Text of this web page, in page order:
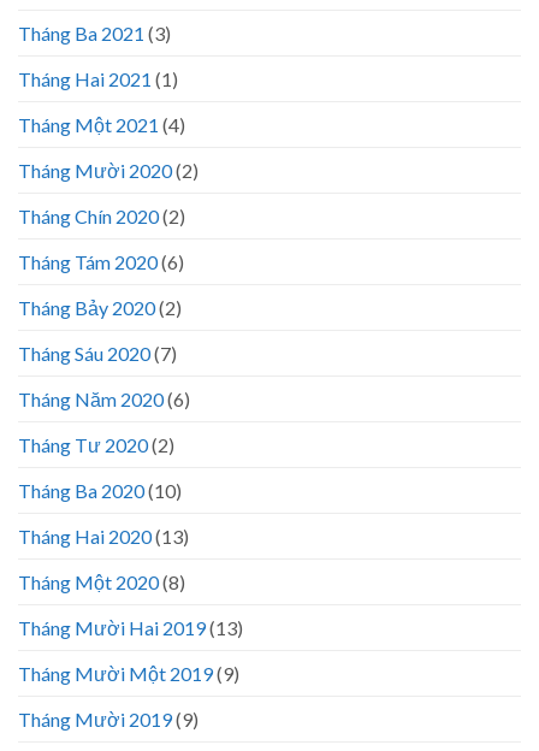
Tháng Ba 2021 (3)
Tháng Hai 2021 (1)
Tháng Một 2021 (4)
Tháng Mười 2020(2)
Tháng Chín 2020(2)
Tháng Tám 2020(6)
Tháng Bảy 2020(2)
Tháng Sáu 2020(7)
Tháng Năm 2020(6)
Tháng Tư 2020(2)
Tháng Ba 2020(10)
Tháng Hai 2020(13)
Tháng Một 2020(8)
Tháng Mười Hai 2019(13)
Tháng Mười Một 2019(9)
Tháng Mười 2019(9)